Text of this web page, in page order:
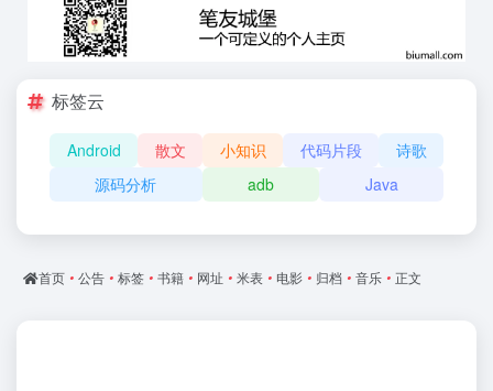
标签云
Android 散文 小知识 代码片段
诗歌
源码分析
adb Java
首页 • 公告 • 标签 • 书籍 • 网址 • 米表 • 电影 • 归档 • 音乐 • 正文